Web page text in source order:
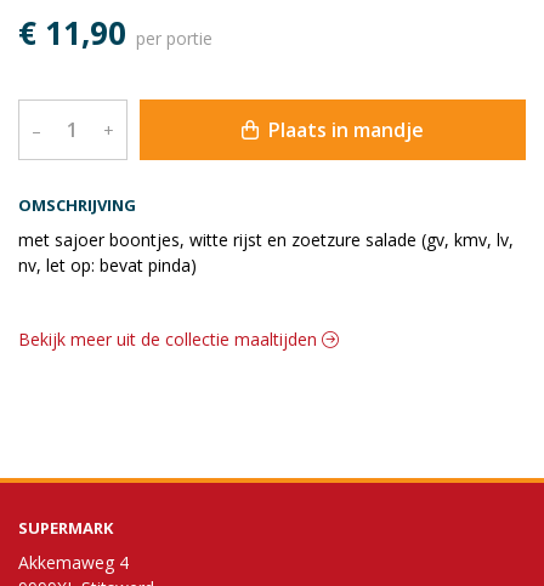
OMSCHRIJVING
met sajoer boontjes, witte rijst en zoetzure salade (gv, kmv, lv,
nv, let op: bevat pinda)
€ 11,90 per portie
– + Plaats in mandje
Bekijk meer uit de collectie maaltijden
SUPERMARK
Akkemaweg 4